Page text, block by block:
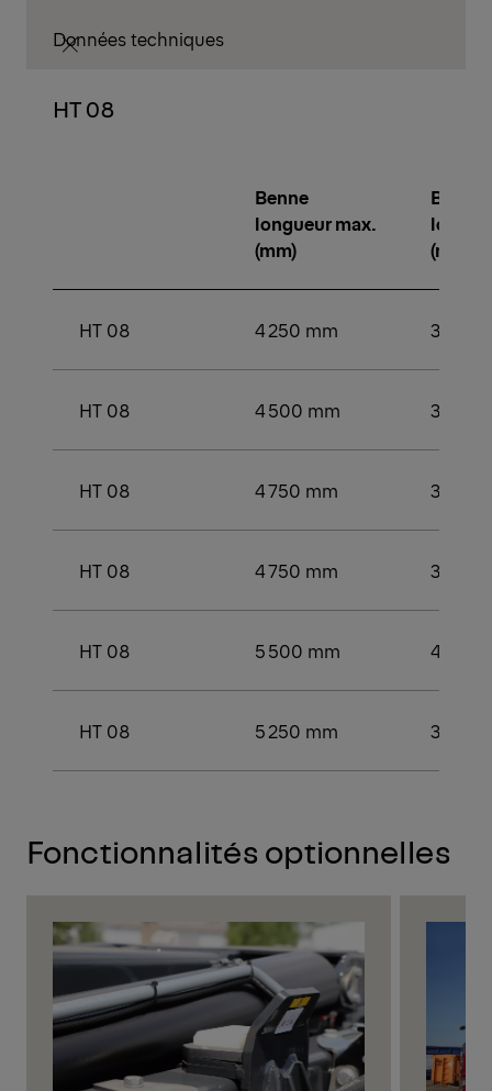
Données techniques
HT 08
Benne
longueur max.
(mm)
Benne
(mm)
HT 08 4 250 mm 3 000
HT 08 4 500 mm 3 250
HT 08 4 750 mm 3 500
HT 08 4 750 mm 3 500
HT 08 5 500 mm 4 250
HT 08 5 250 mm 3 750
Fonctionnalités optionnelles